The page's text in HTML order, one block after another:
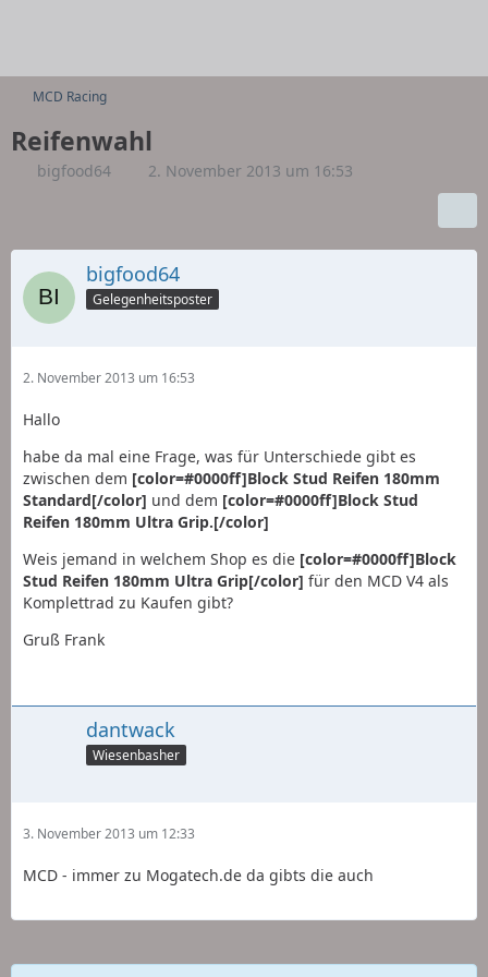
MCD Racing
Reifenwahl
bigfood64 2. November 2013 um 16:53
bigfood64
Gelegenheitsposter
2. November 2013 um 16:53
Hallo
habe da mal eine Frage, was für Unterschiede gibt es
zwischen dem [color=#0000ff]Block Stud Reifen 180mm
Standard[/color] und dem [color=#0000ff]Block Stud
Reifen 180mm Ultra Grip.[/color]
Weis jemand in welchem Shop es die [color=#0000ff]Block
Stud Reifen 180mm Ultra Grip[/color] für den MCD V4 als
Komplettrad zu Kaufen gibt?
Gruß Frank
dantwack
Wiesenbasher
3. November 2013 um 12:33
MCD - immer zu Mogatech.de da gibts die auch